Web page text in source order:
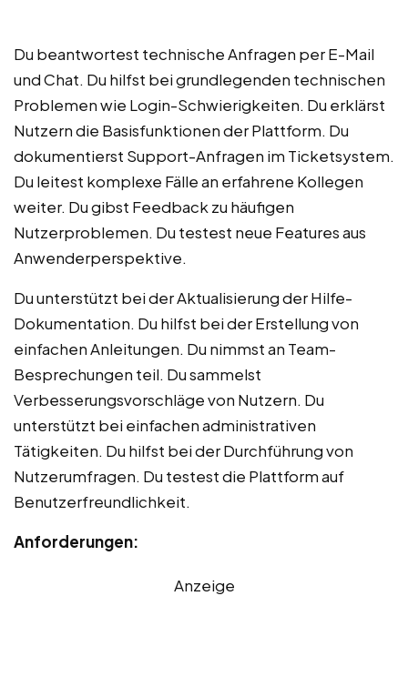
Du beantwortest technische Anfragen per E-Mail
und Chat. Du hilfst bei grundlegenden technischen
Problemen wie Login-Schwierigkeiten. Du erklärst
Nutzern die Basisfunktionen der Plattform. Du
dokumentierst Support-Anfragen im Ticketsystem.
Du leitest komplexe Fälle an erfahrene Kollegen
weiter. Du gibst Feedback zu häufigen
Nutzerproblemen. Du testest neue Features aus
Anwenderperspektive.
Du unterstützt bei der Aktualisierung der Hilfe-
Dokumentation. Du hilfst bei der Erstellung von
einfachen Anleitungen. Du nimmst an Team-
Besprechungen teil. Du sammelst
Verbesserungsvorschläge von Nutzern. Du
unterstützt bei einfachen administrativen
Tätigkeiten. Du hilfst bei der Durchführung von
Nutzerumfragen. Du testest die Plattform auf
Benutzerfreundlichkeit.
Anforderungen:
Anzeige